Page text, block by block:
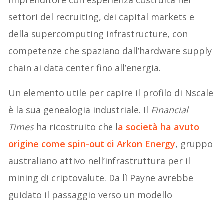
settori del recruiting, dei capital markets e
della supercomputing infrastructure, con
competenze che spaziano dall’hardware supply
chain ai data center fino all’energia.
Un elemento utile per capire il profilo di Nscale
è la sua genealogia industriale. Il Financial
Timesha ricostruito che la società ha avuto
origine come spin-out di Arkon Energy, gruppo
australiano attivo nell’infrastruttura per il
mining di criptovalute. Da lì Payne avrebbe
guidato il passaggio verso un modello